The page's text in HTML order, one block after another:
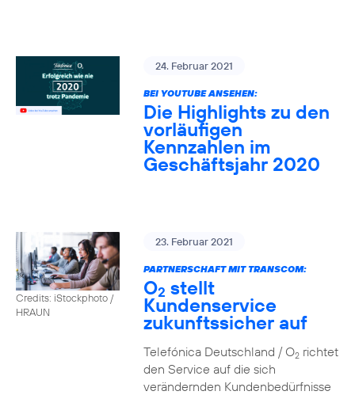
24. Februar 2021
BEI YOUTUBE ANSEHEN:
Die Highlights zu den
vorläufigen
Kennzahlen im
Geschäftsjahr 2020
Credits: iStockphoto /
HRAUN
23. Februar 2021
PARTNERSCHAFT MIT TRANSCOM:
O2 stellt
Kundenservice
zukunftssicher auf
Telefónica Deutschland / O2richtet
den Service auf die sich
verändernden Kundenbedürfnisse